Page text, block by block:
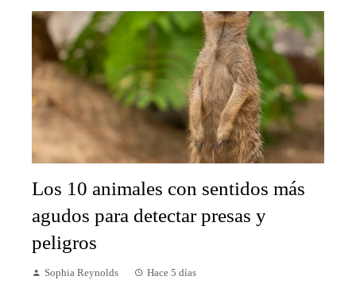
Los 10 animales con sentidos más
agudos para detectar presas y
peligros
Sophia Reynolds Hace 5 días